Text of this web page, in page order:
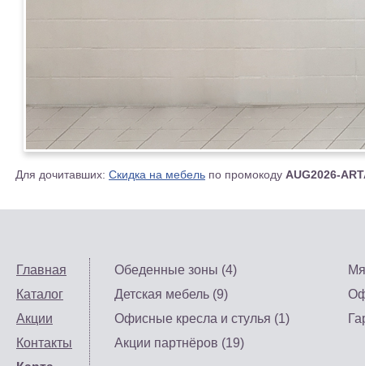
Для дочитавших: Скидка на мебель по промокоду AUG2026-
Главная
Каталог
Акции
Контакты
Обеденные зоны (4)
Детская мебель (9)
Офисные кресла и стулья (1)
Акции партнёров (19)